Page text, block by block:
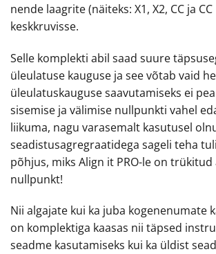
nende laagrite (näiteks: X1, X2, CC ja
keskkruvisse.
Selle komplekti abil saad suure
üleulatuse kauguse ja see võtab vaid
üleulatuskauguse saavutamiseks ei
sisemise ja välimise nullpunkti vahel
liikuma, nagu varasemalt kasutusel
seadistusagregraatidega sageli teha
põhjus, miks Align it PRO-le on
nullpunkt!
Nii algajate kui ka juba kogenenumate
on komplektiga kaasas nii täpsed
seadme kasutamiseks kui ka üldist